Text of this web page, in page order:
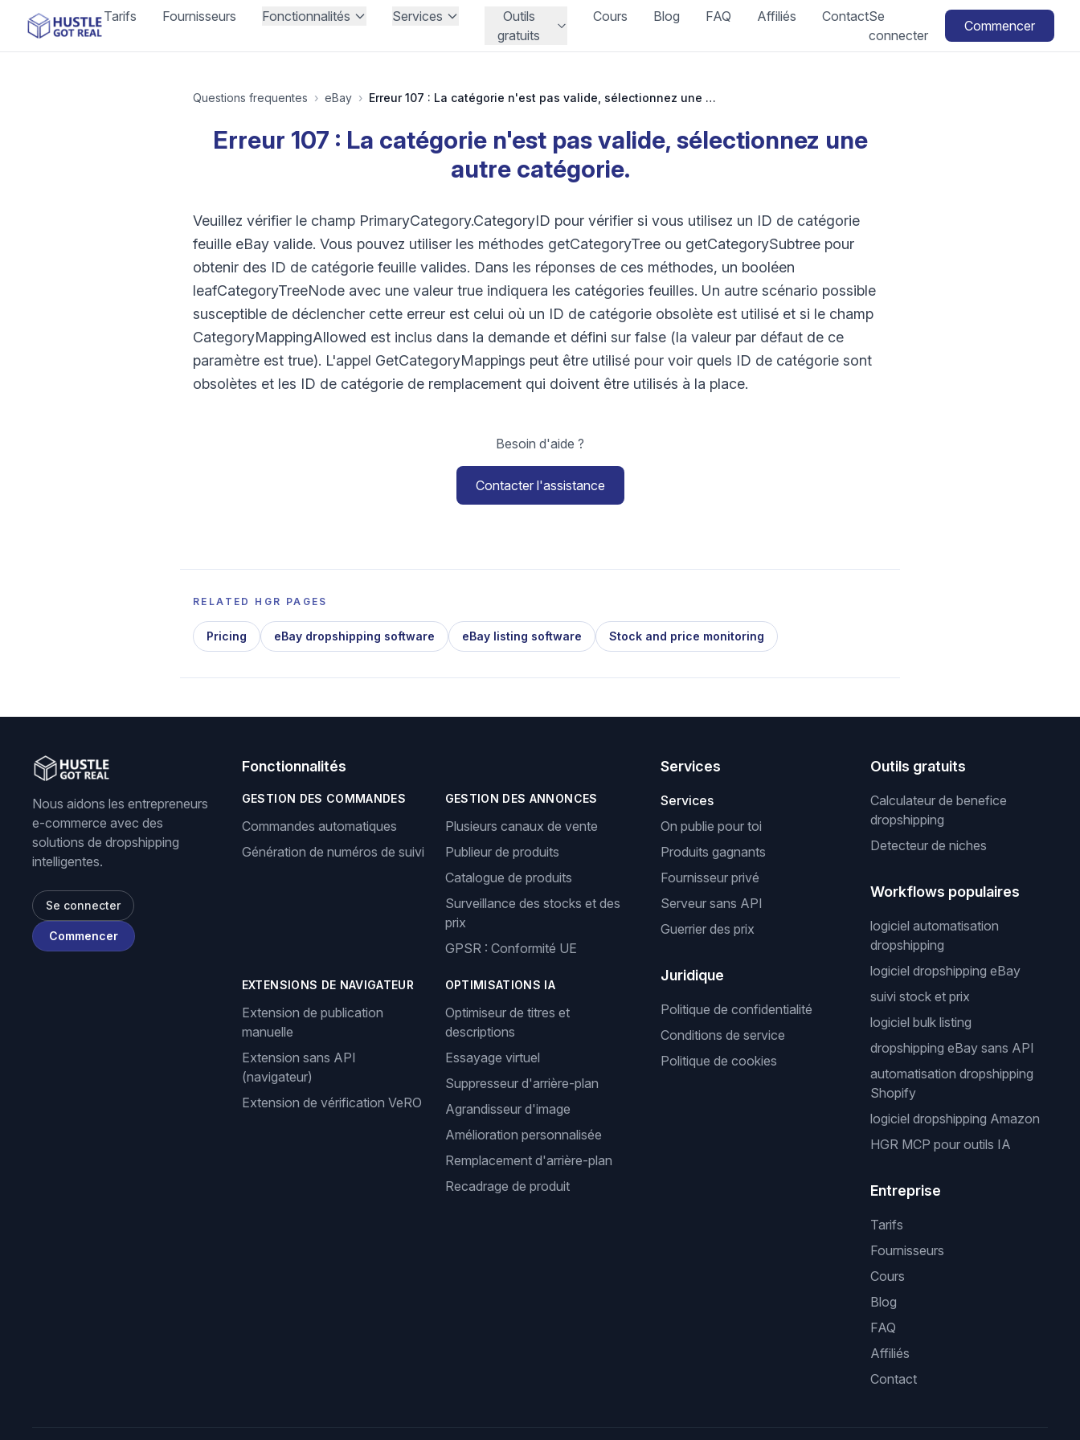
Tarifs Fournisseurs Fonctionnalités Services
Outils
gratuits
Cours Blog FAQ Affiliés ContactSe
connecter
Commencer
Questions frequentes › eBay › Erreur 107 : La catégorie n'est pas valide, sélectionnez une autre catégorie.
Erreur 107 : La catégorie n'est pas valide, sélectionnez une
autre catégorie.
Veuillez vérifier le champ PrimaryCategory.CategoryID pour vérifier si vous utilisez un ID de catégorie
feuille eBay valide. Vous pouvez utiliser les méthodes getCategoryTree ou getCategorySubtree pour
obtenir des ID de catégorie feuille valides. Dans les réponses de ces méthodes, un booléen
leafCategoryTreeNode avec une valeur true indiquera les catégories feuilles. Un autre scénario possible
susceptible de déclencher cette erreur est celui où un ID de catégorie obsolète est utilisé et si le champ
CategoryMappingAllowed est inclus dans la demande et défini sur false (la valeur par défaut de ce
paramètre est true). L'appel GetCategoryMappings peut être utilisé pour voir quels ID de catégorie sont
obsolètes et les ID de catégorie de remplacement qui doivent être utilisés à la place.
Besoin d'aide ?
Contacter l'assistance
RELATED HGR PAGES
Pricing eBay dropshipping software eBay listing software Stock and price monitoring
Nous aidons les entrepreneurs
e-commerce avec des
solutions de dropshipping
intelligentes.
Se connecter
Commencer
Fonctionnalités
GESTION DES COMMANDES
Commandes automatiques
Génération de numéros de suivi
GESTION DES ANNONCES
Plusieurs canaux de vente
Publieur de produits
Catalogue de produits
Surveillance des stocks et des
prix
GPSR : Conformité UE
EXTENSIONS DE NAVIGATEUR
Extension de publication
manuelle
Extension sans API
(navigateur)
Extension de vérification VeRO
OPTIMISATIONS IA
Optimiseur de titres et
descriptions
Essayage virtuel
Suppresseur d'arrière-plan
Agrandisseur d'image
Amélioration personnalisée
Remplacement d'arrière-plan
Recadrage de produit
Services
Services
On publie pour toi
Produits gagnants
Fournisseur privé
Serveur sans API
Guerrier des prix
Juridique
Politique de confidentialité
Conditions de service
Politique de cookies
Outils gratuits
Calculateur de benefice
dropshipping
Detecteur de niches
Workflows populaires
logiciel automatisation
dropshipping
logiciel dropshipping eBay
suivi stock et prix
logiciel bulk listing
dropshipping eBay sans API
automatisation dropshipping
Shopify
logiciel dropshipping Amazon
HGR MCP pour outils IA
Entreprise
Tarifs
Fournisseurs
Cours
Blog
FAQ
Affiliés
Contact